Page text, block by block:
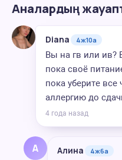
Аналардың
Diana 4ж10а
Вы на гв или ив?
пока своё
пока уберите
аллергию до
4 года назад
А Алина 4ж6а